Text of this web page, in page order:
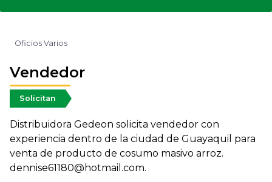
Oficios Varios
Vendedor
Solicitan
Distribuidora Gedeon solicita vendedor con
experiencia dentro de la ciudad de Guayaquil para
venta de producto de cosumo masivo arroz.
dennise61180@hotmail.com.